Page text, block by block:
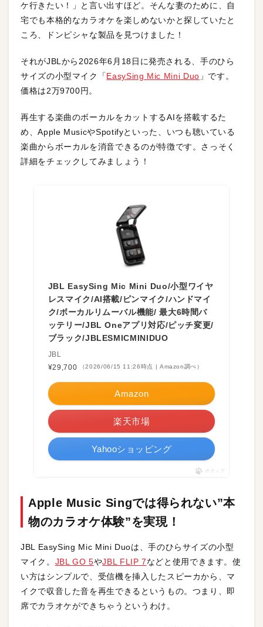
ケ行きたい！」と言い出すほど。そんな妻のために、自
宅でも本格的なカラオケを楽しめないかと探していたと
ころ、ドンピシャな製品を見つけました！
それがJBLから2026年6月18日に発売される、手のひら
サイズの小型マイク「EasySing Mic Mini Duo 」です。
価格は2万9700円。
再生する楽曲のボーカルをカットするAIを搭載するた
め、Apple MusicやSpotifyといった、いつも聴いている
楽曲からボーカルを消音できるのが特徴です。さっそく
詳細をチェックしてみましょう！
JBL EasySing Mic Mini Duo/小型ワイヤ
レスマイク/AI搭載/ピンマイク/ハンドマイ
ク/ボーカルリムーバル機能/ 最大6時間バ
ッテリー/JBL Oneアプリ対応/ピッチ変更/
ブラック/JBLESMICMINIDUO
JBL
¥29,700
（2026/06/15 11:26時点 | Amazon調べ）
Amazon
楽天市場
Yahooショッピング
ポチップ
Apple Music Singでは得られない”本
物のカラオケ体験”を実現！
JBL EasySing Mic Mini Duoは、手のひらサイズの小型
マイク。 JBL GO 5やJBL FLIP 7などと使用できます。使
い方はシンプルで、受信機を挿入したスピーカから、マ
イクで収音した音を再生できるというもの。つまり、即
席でカラオケができちゃうというわけ。